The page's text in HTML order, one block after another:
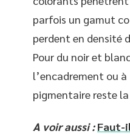
parfois un gamut
perdent en densité
Pour du noir et
l’encadrement ou
pigmentaire reste la
A voir aussi : Faut-